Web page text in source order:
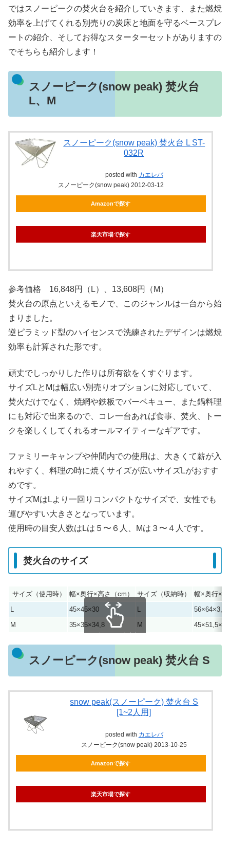
ではスノーピークの焚火台を紹介していきます、また燃焼
効率を上げてくれる別売りの炭床と地面を守るベースプレ
ートの紹介、そしてお得なスターターセットがありますの
でそちらも紹介します！
スノーピーク(snow peak) 焚火台
L、M
スノーピーク(snow peak) 焚火台 L ST-
032R
posted with カエレバ
スノーピーク(snow peak) 2012-03-12
Amazonで探す
楽天市場で探す
参考価格 16,848円（L）、13,608円（M）
焚火台の原点といえるモノで、このジャンルは一台から始
まりました。
逆ピラミッド型のハイセンスで洗練されたデザインは燃焼
効率も計算された形です。
頑丈でしっかりした作りは所有欲をくすぐります。
サイズLとMは幅広い別売りオプションに対応していて、
焚火だけでなく、焼網や鉄板でバーベキュー、また鍋料理
にも対応で出来るので、コレ一台あれば食事、焚火、トー
クを楽しくしてくれるオールマイティーなギアです。
ファミリーキャンプや仲間内での使用は、大きくて薪が入
れやすく、料理の時に焼くサイズが広いサイズLがおすす
めです。
サイズMはLより一回りコンパクトなサイズで、女性でも
運びやすい大きさとなっています。
使用時の目安人数はLは５〜６人、Mは３〜４人です。
焚火台のサイズ
サイズ（使用時） 幅×奥行×高さ（cm） サイズ（収納時）
幅×奥行×
L
45×45×30 L
56×64×3,2
M
35×35×34,8 M
スクロールできます
スノーピーク(snow peak) 焚火台 S
snow peak(スノーピーク) 焚火台 S
[1~2人用]
posted with カエレバ
スノーピーク(snow peak) 2013-10-25
Amazonで探す
楽天市場で探す